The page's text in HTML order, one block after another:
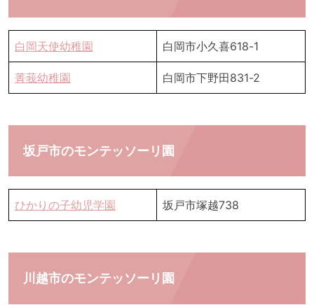
白岡天使幼稚園 白岡市小久喜618-1
菁莪幼稚園 白岡市下野田831-2
坂戸市のモンテッソーリ園
ひかりの子幼児学園 坂戸市塚越738
川越市のモンテッソーリ園